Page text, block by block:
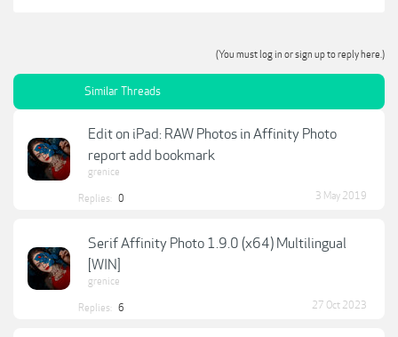
(You must log in or sign up to reply here.)
Similar Threads
Edit on iPad: RAW Photos in Affinity Photo
report add bookmark
grenice
Replies: 0 3 May 2019
Serif Affinity Photo 1.9.0 (x64) Multilingual
[WIN]
grenice
Replies: 6 27 Oct 2023